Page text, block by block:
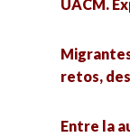
Los
tiempos de
El reto de la
UACM.
retos,
Entre la